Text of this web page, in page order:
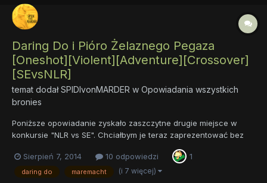
Daring Do i Pióro Żelaznego Pegaza
[Oneshot][Violent][Adventure][Crossover]
[SEvsNLR]
temat dodałSPIDIvonMARDER w Opowiadania wszystkich
bronies
Poniższe opowiadanie zyskało zaszczytne drugie miejsce w
konkursie "NLR vs SE". Chciałbym je teraz zaprezentować bez
jest chyba jakiś progres... DARING DO I PIÓRO ŻELAZNEGO
PEGAZA Tagi: [adventure] [sE vs NLR...
Sierpień 7, 2014 10 odpowiedzi 1
daring do maremacht (i 7 więcej)